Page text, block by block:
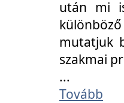
után mi
mutatjuk
szakmai
...
Tovább